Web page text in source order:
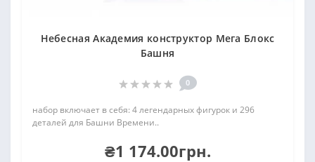
Небесная Академия конструктор Мега Блокс
Башня
0
набор включает в себя: 4 легендарных фигурок и 296
деталей для Башни Времени..
₴1 174.00грн.